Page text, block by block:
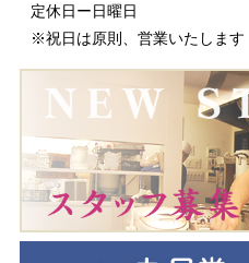
定休日ー日曜日
※祝日は原則、営業いたします